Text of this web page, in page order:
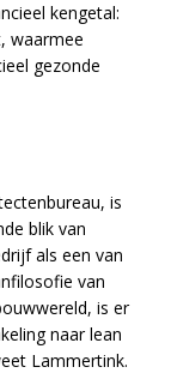
kengetal:
waarmee
gezonde
is
blik van
als een van
van
is er
naar lean
Lammertink.